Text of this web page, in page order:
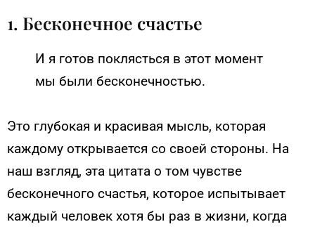
1. Бесконечное счастье
И я готов поклясться в этот момент
мы были бесконечностью.
Это глубокая и красивая мысль, которая
каждому открывается со своей стороны. На
наш взгляд, эта цитата о том чувстве
бесконечного счастья, которое испытывает
каждый человек хотя бы раз в жизни, когда